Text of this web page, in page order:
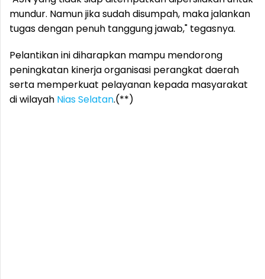
mundur. Namun jika sudah disumpah, maka jalankan
tugas dengan penuh tanggung jawab," tegasnya.
Pelantikan ini diharapkan mampu mendorong
peningkatan kinerja organisasi perangkat daerah
serta memperkuat pelayanan kepada masyarakat
di wilayah Nias Selatan.(**)